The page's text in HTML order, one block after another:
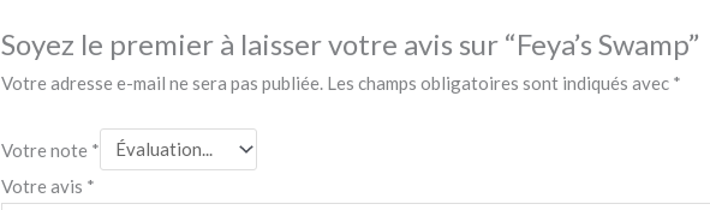
Soyez le premier à laisser votre avis sur “Feya’s Swamp”
Votre adresse e-mail ne sera pas publiée. Les champs obligatoires sont indiqués avec *
Votre note *
Votre avis *